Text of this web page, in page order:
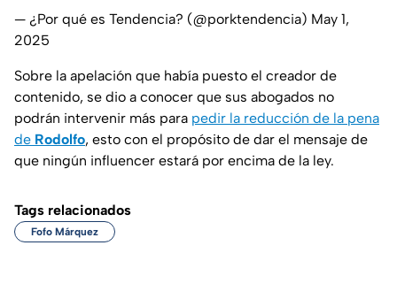
— ¿Por qué es Tendencia? (@porktendencia) May 1,
2025
Sobre la apelación que había puesto el creador de
contenido, se dio a conocer que sus abogados no
podrán intervenir más para pedir la reducción de la pena
de Rodolfo, esto con el propósito de dar el mensaje de
que ningún influencer estará por encima de la ley.
Tags relacionados
Fofo Márquez